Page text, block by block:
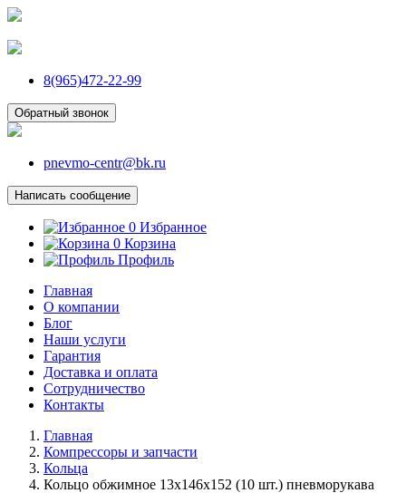
8(965)472-22-99
Обратный звонок
pnevmo-centr@bk.ru
Написать сообщение
0 Избранное
0 Корзина
Профиль
Главная
О компании
Блог
Наши услуги
Гарантия
Доставка и оплата
Сотрудничество
Контакты
Главная
Компрессоры и запчасти
Кольца
Кольцо обжимное 13х146х152 (10 шт.) пневморукава